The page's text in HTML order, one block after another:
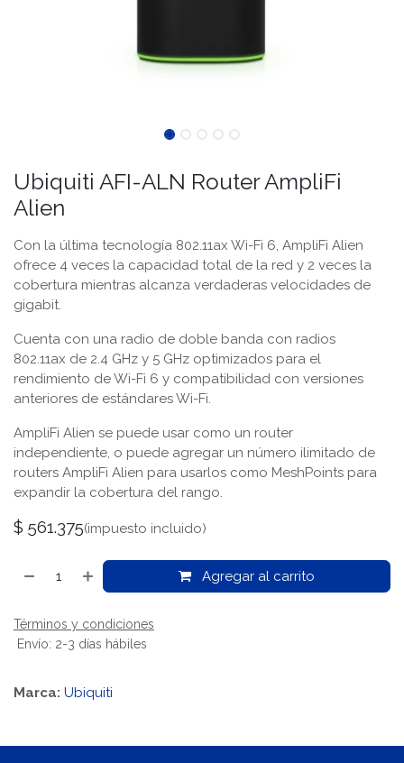
Ubiquiti AFI-ALN Router AmpliFi
Alien
Con la última tecnología 802.11ax Wi-Fi 6, AmpliFi Alien
ofrece 4 veces la capacidad total de la red y 2 veces la
cobertura mientras alcanza verdaderas velocidades de
gigabit.
Cuenta con una radio de doble banda con radios
802.11ax de 2.4 GHz y 5 GHz optimizados para el
rendimiento de Wi-Fi 6 y compatibilidad con versiones
anteriores de estándares Wi-Fi.
AmpliFi Alien se puede usar como un router
independiente, o puede agregar un número ilimitado de
routers AmpliFi Alien para usarlos como MeshPoints para
expandir la cobertura del rango.
$ 561.375(impuesto incluido)
Agregar al carrito
Términos y condiciones
Envío: 2-3 días hábiles
Marca: Ubiquiti